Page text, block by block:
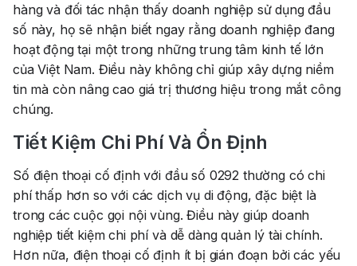
hàng và đối tác nhận thấy doanh nghiệp sử dụng đầu
số này, họ sẽ nhận biết ngay rằng doanh nghiệp đang
hoạt động tại một trong những trung tâm kinh tế lớn
của Việt Nam. Điều này không chỉ giúp xây dựng niềm
tin mà còn nâng cao giá trị thương hiệu trong mắt công
chúng.
Tiết Kiệm Chi Phí Và Ổn Định
Số điện thoại cố định với đầu số 0292 thường có chi
phí thấp hơn so với các dịch vụ di động, đặc biệt là
trong các cuộc gọi nội vùng. Điều này giúp doanh
nghiệp tiết kiệm chi phí và dễ dàng quản lý tài chính.
Hơn nữa, điện thoại cố định ít bị gián đoạn bởi các yếu